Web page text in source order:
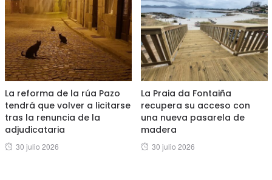
La reforma de la rúa Pazo
tendrá que volver a licitarse
tras la renuncia de la
adjudicataria
Posted
30 julio 2026
La Praia da Fontaiña
recupera su acceso con
una nueva pasarela de
madera
Posted
30 julio 2026